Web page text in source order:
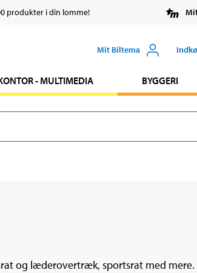
produkter i din lomme!
Mit Biltema
- MULTIMEDIA BYGGERI
og læderovertræk, sportsrat med